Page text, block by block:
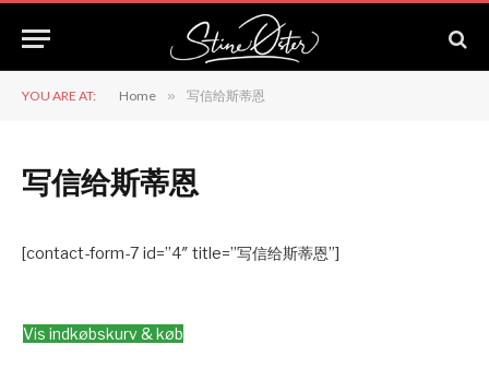
YOU ARE AT: Home » 写信给斯蒂恩
写信给斯蒂恩
[contact-form-7 id=”4″ title=”写信给斯蒂恩”]
Vis indkøbskurv & køb